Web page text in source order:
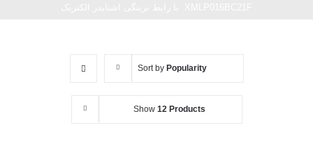
Sort by Popularity
Show 12 Products